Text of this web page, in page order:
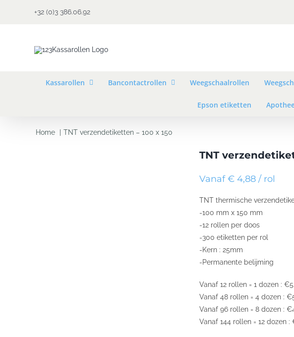
+32 (0)3 386.06.92
Kassarollen Bancontactrollen Weegschaalrollen
Epson etiketten
Home TNT verzendetiketten – 100 x 150
TNT
Vanaf € 4,88 / rol
TNT thermische
-100 mm x 150 mm
-12 rollen per doos
-300 etiketten per rol
-Kern : 25mm
-Permanente belijming
Vanaf 12 rollen = 1 dozen :
Vanaf 48 rollen = 4 dozen :
Vanaf 96 rollen = 8 dozen :
Vanaf 144 rollen = 12 dozen :